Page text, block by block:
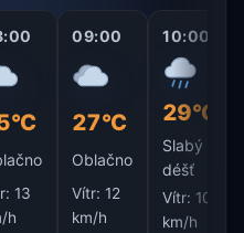
13
h
09:00
27°C
Oblačno
Vítr: 12
km/h
10:00
29°C
Slabý
déšť
Vítr: 10
km/h